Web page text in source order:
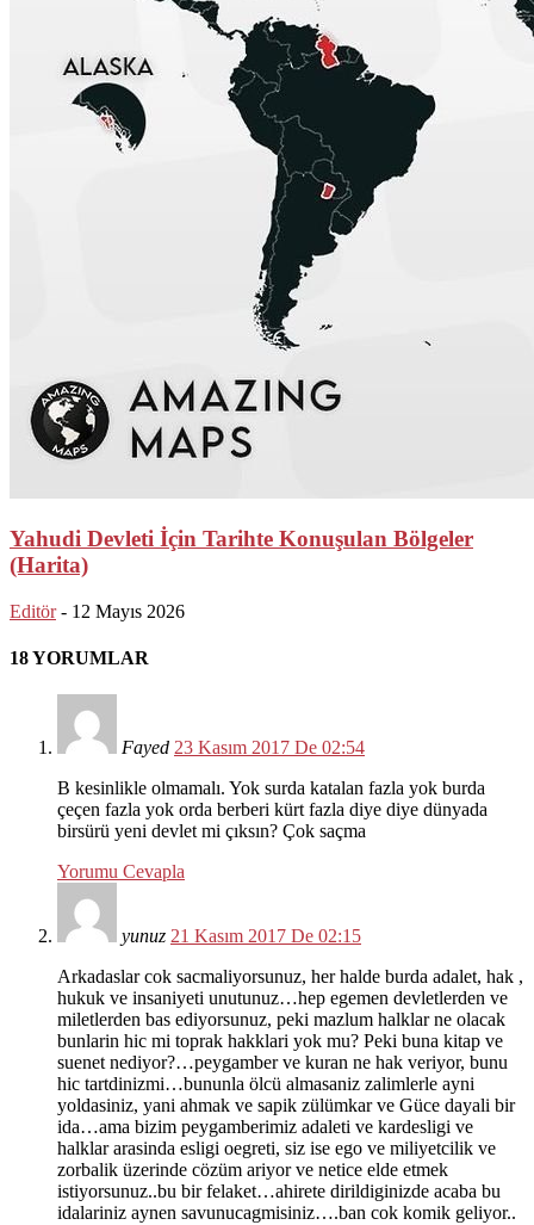
Yahudi Devleti İçin Tarihte Konuşulan Bölgeler
(Harita)
Editör - 12 Mayıs 2026
18 YORUMLAR
Fayed 23 Kasım 2017 De 02:54
B kesinlikle olmamalı. Yok surda katalan fazla yok burda
çeçen fazla yok orda berberi kürt fazla diye diye dünyada
birsürü yeni devlet mi çıksın? Çok saçma
Yorumu Cevapla
yunuz 21 Kasım 2017 De 02:15
Arkadaslar cok sacmaliyorsunuz, her halde burda adalet, hak ,
hukuk ve insaniyeti unutunuz…hep egemen devletlerden ve
miletlerden bas ediyorsunuz, peki mazlum halklar ne olacak
bunlarin hic mi toprak hakklari yok mu? Peki buna kitap ve
suenet nediyor?…peygamber ve kuran ne hak veriyor, bunu
hic tartdinizmi…bununla ölcü almasaniz zalimlerle ayni
yoldasiniz, yani ahmak ve sapik zülümkar ve Güce dayali bir
ida…ama bizim peygamberimiz adaleti ve kardesligi ve
halklar arasinda esligi oegreti, siz ise ego ve miliyetcilik ve
zorbalik üzerinde cözüm ariyor ve netice elde etmek
istiyorsunuz..bu bir felaket…ahirete dirildiginizde acaba bu
idalariniz aynen savunucagmisiniz….ban cok komik geliyor..